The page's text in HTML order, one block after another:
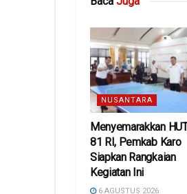
NUSANTARA
Menyemarakkan
81 RI, Pemkab Karo
Siapkan Rangkaian
Kegiatan Ini
6 AGUSTUS 2026